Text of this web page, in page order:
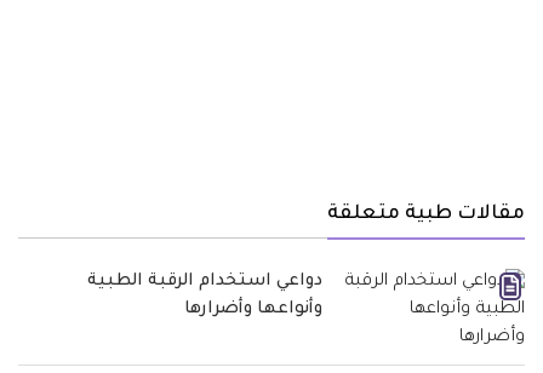
مقالات طبية متعلقة
دواعي استخدام الرقبة الطبية
وأنواعها وأضرارها